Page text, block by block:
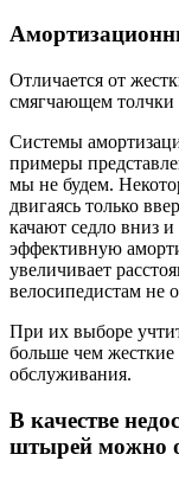
Отличается от
смягчающем толчки
Системы
примеры
мы не будем.
двигаясь только
качают седло вниз и
эффективную
увеличивает
велосипедистам не
При их выборе
больше чем жесткие
обслуживания.
В качестве
штырей можно